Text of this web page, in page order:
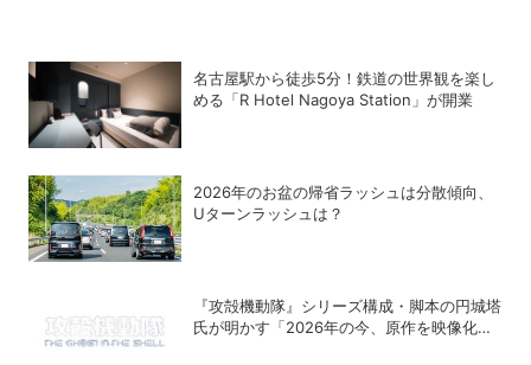
名古屋駅から徒歩5分！鉄道の世界観を楽し
める「R Hotel Nagoya Station」が開業
2026年のお盆の帰省ラッシュは分散傾向、
Uターンラッシュは？
『攻殻機動隊』シリーズ構成・脚本の円城塔
氏が明かす「2026年の今、原作を映像化す